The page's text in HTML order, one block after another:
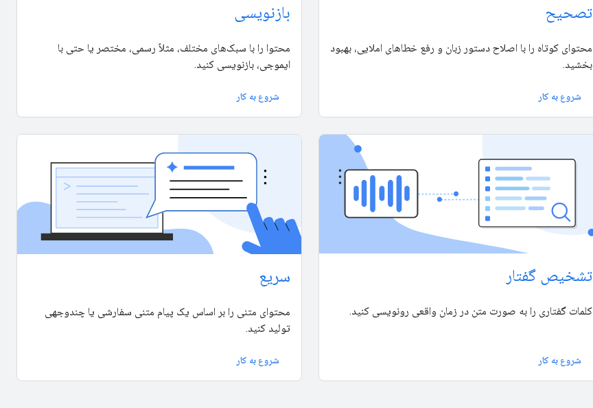
تصحیح
محتوای کوتاه را با اصلاح دستور زبان و رفع خطاهای املایی، بهبود
بخشید.
شروع به کار
بازنویسی
محتوا را با سبک‌های مختلف، مثلاً رسمی، مختصر یا حتی با
ایموجی، بازنویسی کنید.
شروع به کار
تشخیص گفتار
کلمات گفتاری را به صورت متن در زمان واقعی رونویسی کنید.
شروع به کار
سریع
محتوای متنی را بر اساس یک پیام متنی سفارشی یا چندوجهی
تولید کنید.
شروع به کار